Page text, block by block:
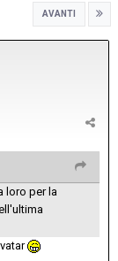
AVANTI
loro per la